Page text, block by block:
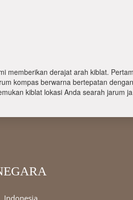
derajat arah kiblat.
kompas berwarna bertepatan
kiblat lokasi Anda searah jarum
Indonesia